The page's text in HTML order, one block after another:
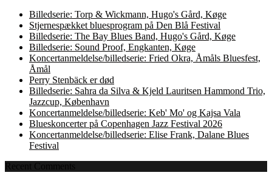
Billedserie: Torp & Wickmann, Hugo's Gård, Køge
Stjernespækket bluesprogram på Den Blå Festival
Billedserie: The Bay Blues Band, Hugo's Gård, Køge
Billedserie: Sound Proof, Engkanten, Køge
Koncertanmeldelse/billedserie: Fried Okra, Åmåls Bluesfest,
Åmål
Perry Stenbäck er død
Billedserie: Sahra da Silva & Kjeld Lauritsen Hammond Trio,
Jazzcup, København
Koncertanmeldelse/billedserie: Keb' Mo' og Kajsa Vala
Blueskoncerter på Copenhagen Jazz Festival 2026
Koncertanmeldelse/billedserie: Elise Frank, Dalane Blues
Festival
Recent Comments